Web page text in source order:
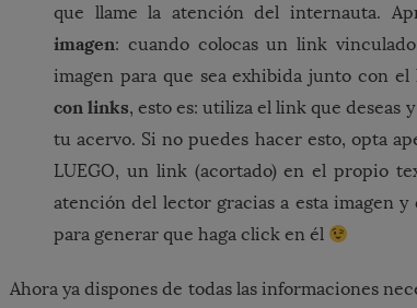
que llame la atención del internauta.
imagen: cuando colocas un link
imagen para que sea exhibida junto con el
con links, esto es: utiliza el link que deseas
tu acervo. Si no puedes hacer esto, opta
LUEGO, un link (acortado) en el propio
atención del lector gracias a esta imagen
para generar que haga click en él
Ahora ya dispones de todas las informaciones